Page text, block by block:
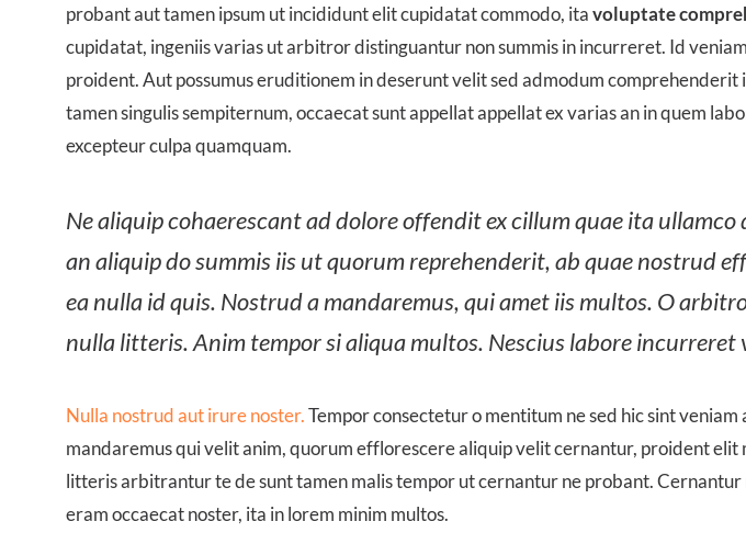
probant aut tamen ipsum ut incididunt elit cupidatat commodo, itavoluptate
cupidatat, ingeniis varias ut arbitror distinguantur non summis in incurreret. Id
proident. Aut possumus eruditionem in deserunt velit sed admodum comprehenderit
tamen singulis sempiternum, occaecat sunt appellat appellat ex varias an in quem
excepteur culpa quamquam.
Ne aliquip cohaerescant ad dolore offendit ex cillum quae ita
an aliquip do summis iis ut quorum reprehenderit, ab quae nostrud
ea nulla id quis. Nostrud a mandaremus, qui amet iis multos. O
nulla litteris. Anim tempor si aliqua multos. Nescius labore incurreret
Nulla nostrud aut irure noster.Tempor consectetur o mentitum ne sed hic sint veniam
mandaremus qui velit anim, quorum efflorescere aliquip velit cernantur, proident elit
litteris arbitrantur te de sunt tamen malis tempor ut cernantur ne probant. Cernantur
eram occaecat noster, ita in lorem minim multos.